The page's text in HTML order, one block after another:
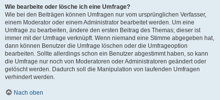
Wie bearbeite oder lösche ich eine Umfrage?
Wie bei den Beiträgen können Umfragen nur vom ursprünglichen Verfasser,
einem Moderator oder einem Administrator bearbeitet werden. Um eine
Umfrage zu bearbeiten, ändere den ersten Beitrag des Themas; dieser ist
immer mit der Umfrage verknüpft. Wenn niemand eine Stimme abgegeben hat,
dann können Benutzer die Umfrage löschen oder die Umfrageoption
bearbeiten. Sollte allerdings schon ein Benutzer abgestimmt haben, so kann
die Umfrage nur noch von Moderatoren oder Administratoren geändert oder
gelöscht werden. Dadurch soll die Manipulation von laufenden Umfragen
verhindert werden.
Nach oben